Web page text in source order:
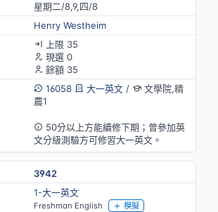
星期二/8,9,四/8
Henry Westheim
上限 35
現選 0
餘額 35
16058
大一英文/
文學院,精
農1
50分以上方能續修下期；曾參加英
文分級測驗方可修習大一英文。
3942
1-大一英文
Freshman English 模擬